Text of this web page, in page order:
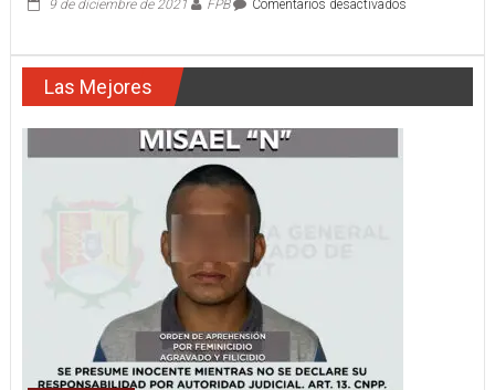
9 de diciembre de 2021 FPB Comentarios desactivadosen
Las Mejores